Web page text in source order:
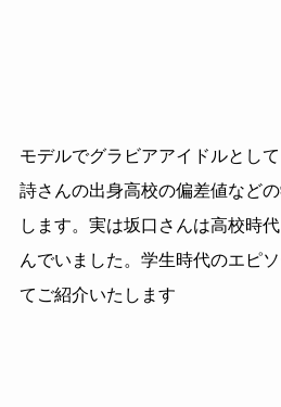
モデルでグラビアアイドルとし
詩さんの出身高校の偏差値など
します。実は坂口さんは高校時
んでいました。学生時代のエピ
てご紹介いたします